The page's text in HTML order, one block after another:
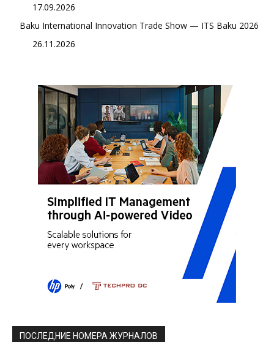
17.09.2026
Baku International Innovation Trade Show — ITS Baku 2026
26.11.2026
ПОСЛЕДНИЕ НОМЕРА ЖУРНАЛОВ